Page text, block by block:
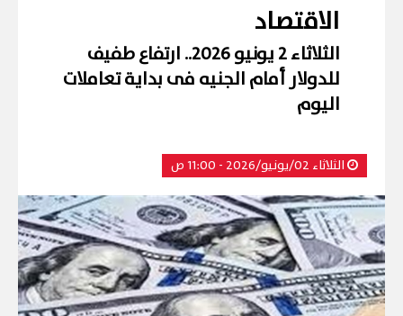
الاقتصاد
الثلاثاء 2 يونيو 2026.. ارتفاع طفيف
للدولار أمام الجنيه فى بداية تعاملات
اليوم
الثلاثاء 02/يونيو/2026 - 11:00 ص